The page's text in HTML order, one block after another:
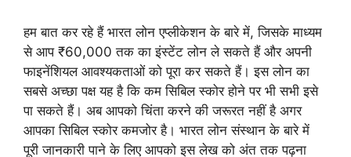
हम बात कर रहे हैं भारत लोन एप्लीकेशन के बारे में, जिसके माध्यम
से आप ₹60,000 तक का इंस्टेंट लोन ले सकते हैं और अपनी
फाइनेंशियल आवश्यकताओं को पूरा कर सकते हैं। इस लोन का
सबसे अच्छा पक्ष यह है कि कम सिबिल स्कोर होने पर भी सभी इसे
पा सकते हैं। अब आपको चिंता करने की जरूरत नहीं है अगर
आपका सिबिल स्कोर कमजोर है। भारत लोन संस्थान के बारे में
पूरी जानकारी पाने के लिए आपको इस लेख को अंत तक पढ़ना